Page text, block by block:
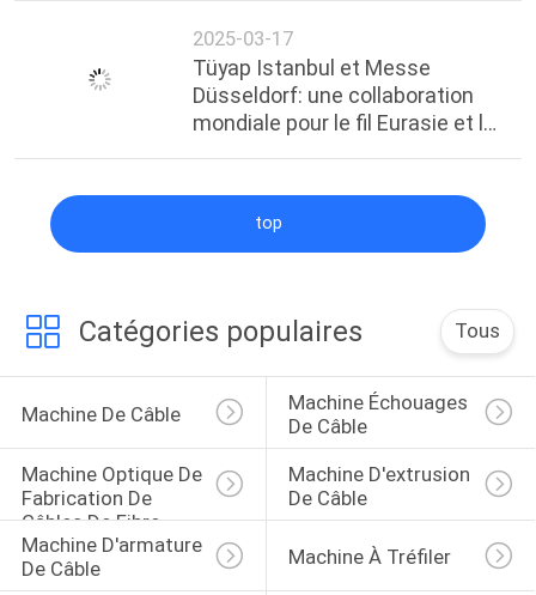
2025-03-17
Tüyap Istanbul et Messe
Düsseldorf: une collaboration
mondiale pour le fil Eurasie et le
top
Catégories populaires Tous
Machine De Câble
Machine Échouages
De Câble
Machine Optique De
Fabrication De
Câbles De Fibre
Machine D'extrusion
De Câble
Machine D'armature
De Câble
Machine À Tréfiler